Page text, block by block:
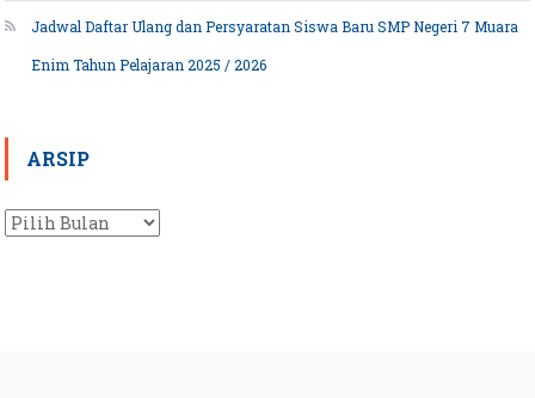
Jadwal Daftar Ulang dan Persyaratan Siswa Baru SMP Negeri 7 Muara
Enim Tahun Pelajaran 2025 / 2026
ARSIP
Arsip